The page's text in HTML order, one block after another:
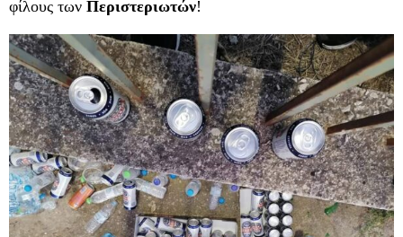
φίλους των Περιστεριωτών!